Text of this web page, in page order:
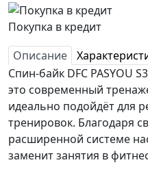
Покупка в кредит
Описание
Спин-байк DFC PASYOU
это современный
идеально подойдёт для
тренировок. Благодаря
расширенной системе
заменит занятия в